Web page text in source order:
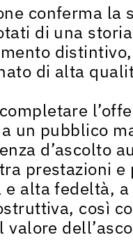
conferma
di una
di alta
un pubblico
d’ascolto
prestazioni
e alta fedeltà,
così
valore